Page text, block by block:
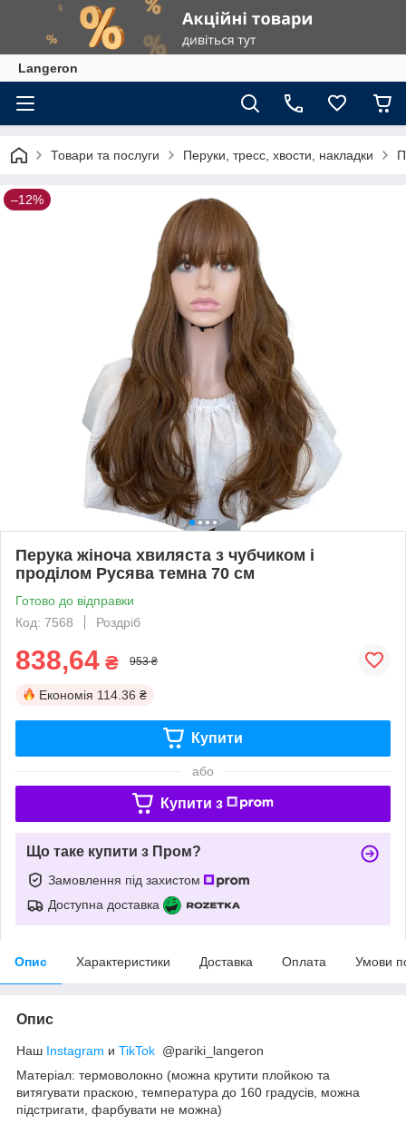
Langeron
Товари та послуги Перуки, тресс, хвости, накладки
–12%
Перука жіноча хвиляста з чубчиком і
проділом Русява темна 70 см
Готово до відправки
Код: 7568
Роздріб
838,64 ₴ 953 ₴
Економія 114.36 ₴
Купити
або
Купити з
Що таке купити з Пром?
Замовлення під захистом
Доступна доставка
Опис Характеристики Доставка Оплата Умови
Опис
Наш Instagram и TikTok @pariki_langeron
Матеріал: термоволокно (можна крутити плойкою та
витягувати праскою, температура до 160 градусів, можна
підстригати, фарбувати не можна)